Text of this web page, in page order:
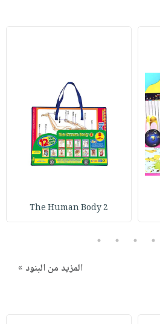
The Human Body 2
2
3
4
5
المزيد من البنود »